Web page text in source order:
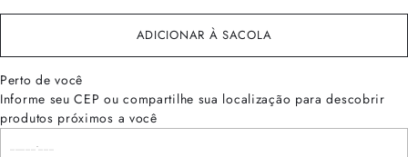
ADICIONAR À SACOLA
Perto de você
Informe seu CEP ou compartilhe sua localização para descobrir
produtos próximos a você